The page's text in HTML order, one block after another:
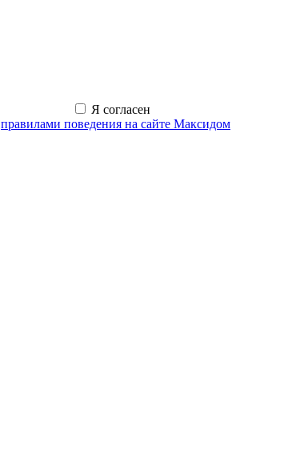
Я согласен
правилами поведения на сайте Максидом